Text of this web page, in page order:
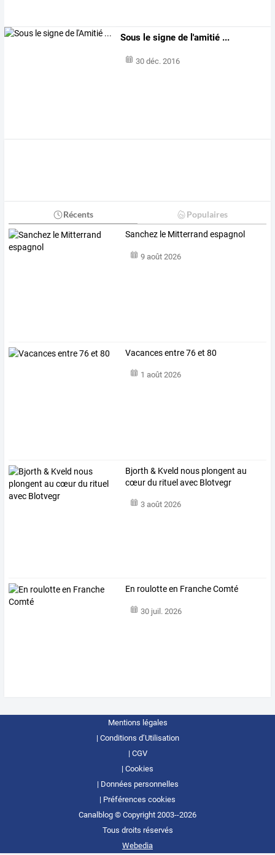
Sous le signe de l'amitié ...
30 déc. 2016
Récents Populaires
Sanchez le Mitterrand espagnol
9 août 2026
Vacances entre 76 et 80
1 août 2026
Bjorth & Kveld nous plongent au
cœur du rituel avec Blotvegr
3 août 2026
En roulotte en Franche Comté
30 juil. 2026
Mentions légales
Conditions d’Utilisation
CGV
Cookies
Données personnelles
Préférences cookies
Canalblog © Copyright 2003--2026
Tous droits réservés
Webedia